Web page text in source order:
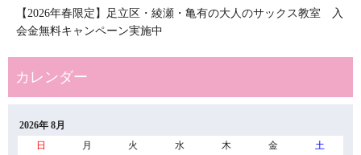
【2026年春限定】足立区・綾瀬・亀有の大人のサックス教室 入
会金無料キャンペーン実施中
2026年 8月
日
月 火 水 木 金
土